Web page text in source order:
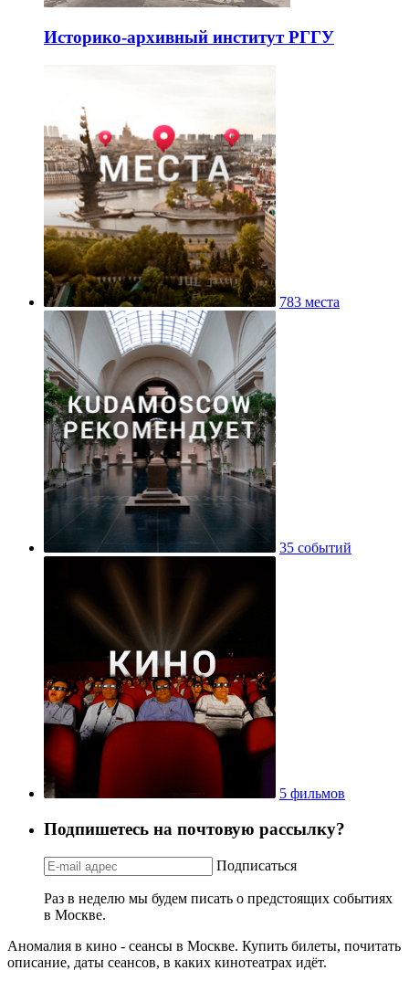
Историко-архивный институт РГГУ
783 места
35 событий
5 фильмов
Подпишетесь на почтовую рассылку?
Подписаться
Раз в неделю мы будем писать о предстоящих событиях
в Москве.
Аномалия в кино - сеансы в Москве. Купить билеты, почитать
описание, даты сеансов, в каких кинотеатрах идёт.